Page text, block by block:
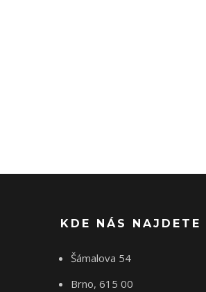
KDE NÁS NAJDETE
Šámalova 54
Brno, 615 00